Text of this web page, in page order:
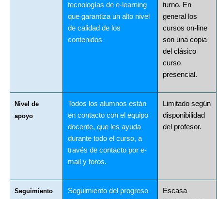
tecnologías de e-learning
que garantiza un alto nivel
de calidad de los
contenidos
turno. En
general los
cursos on-line
son una copia
del clásico
curso
presencial.
Nivel de
apoyo
Todos los alumnos están
en contacto con el equipo
docente, que les ayuda
durante todo el curso, a
través de contacto por e-
mail y foros.
Limitado según
disponibilidad
del profesor.
Seguimiento
Seguimiento del progreso
Escasa